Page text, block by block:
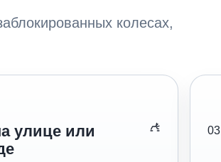
колесах,
улице или
03